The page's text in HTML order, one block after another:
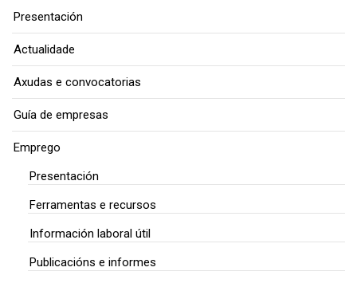
Presentación
Actualidade
Axudas e convocatorias
Guía de empresas
Emprego
Presentación
Ferramentas e recursos
Información laboral útil
Publicacións e informes